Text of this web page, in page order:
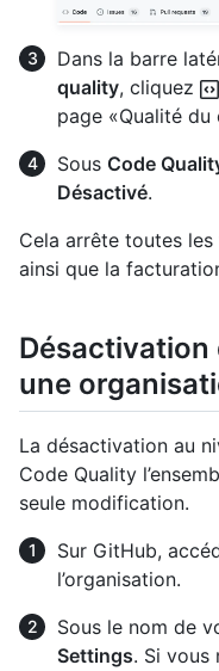
Dans la barre
quality, cliquez
page «Qualité du
Sous Code
Désactivé.
Cela arrête toutes
ainsi que la
Désactivation
une
La désactivation au
Code Quality
seule modification.
Sur GitHub,
l’organisation.
Sous le nom de
Settings. Si vous